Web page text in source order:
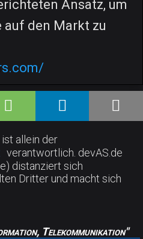
Ansatz, um
den Markt zu
allein der
verantwortlich. devAS.de
distanziert sich
Dritter und macht sich
Telekommunikation"